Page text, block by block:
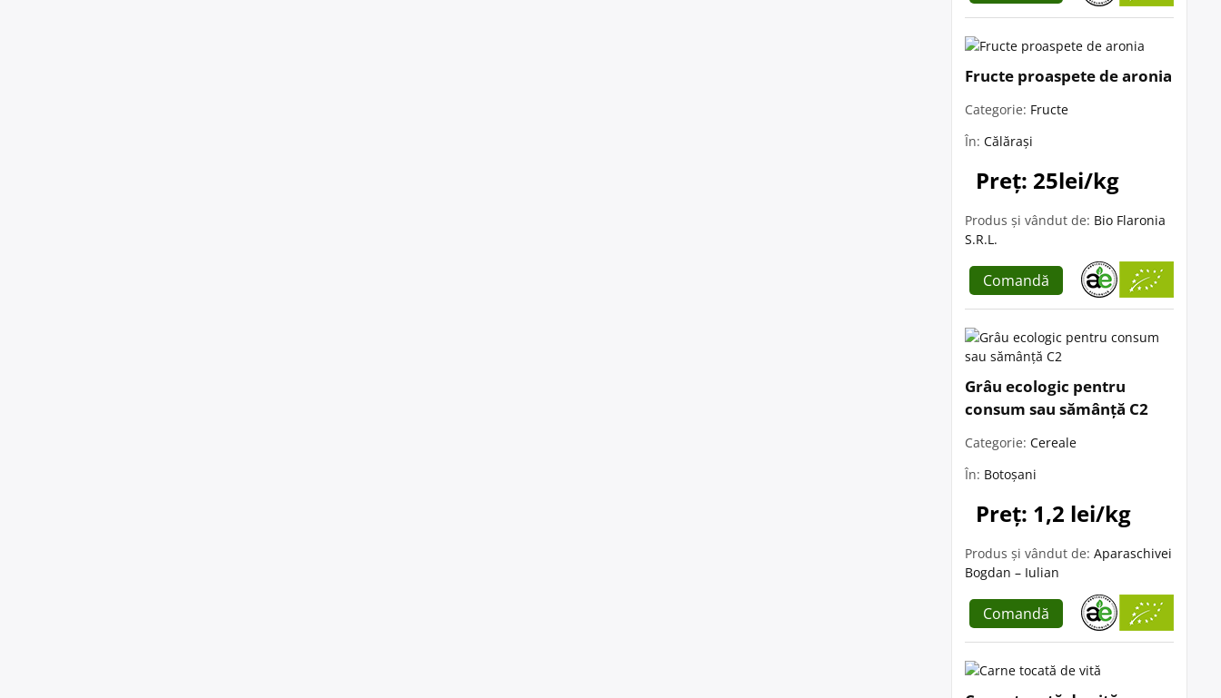
Fructe proaspete de aronia
Categorie: Fructe
În: Călărași
Preț: 25lei/kg
Produs și vândut de: Bio Flaronia
S.R.L.
Comandă
Grâu ecologic pentru
consum sau sămânță C2
Categorie: Cereale
În: Botoșani
Preț: 1,2 lei/kg
Produs și vândut de: Aparaschivei
Bogdan – Iulian
Comandă